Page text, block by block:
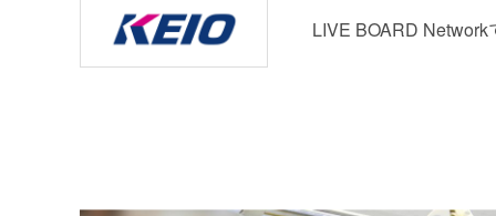
LIVE BOARD Network